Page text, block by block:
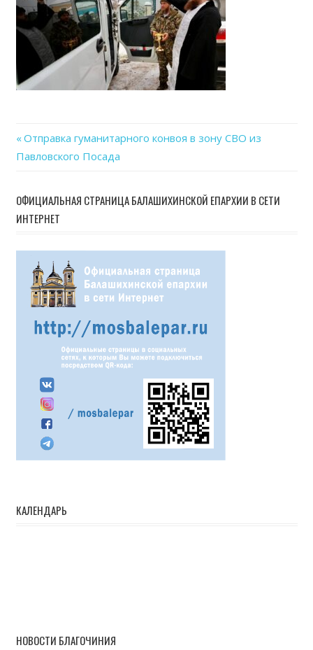
Навигация
записям
Previous
Post:
Отправка гуманитарного конвоя в зону СВО из
Павловского Посада
ОФИЦИАЛЬНАЯ СТРАНИЦА БАЛАШИХИНСКОЙ ЕПАРХИИ В СЕТИ
ИНТЕРНЕТ
КАЛЕНДАРЬ
НОВОСТИ БЛАГОЧИНИЯ